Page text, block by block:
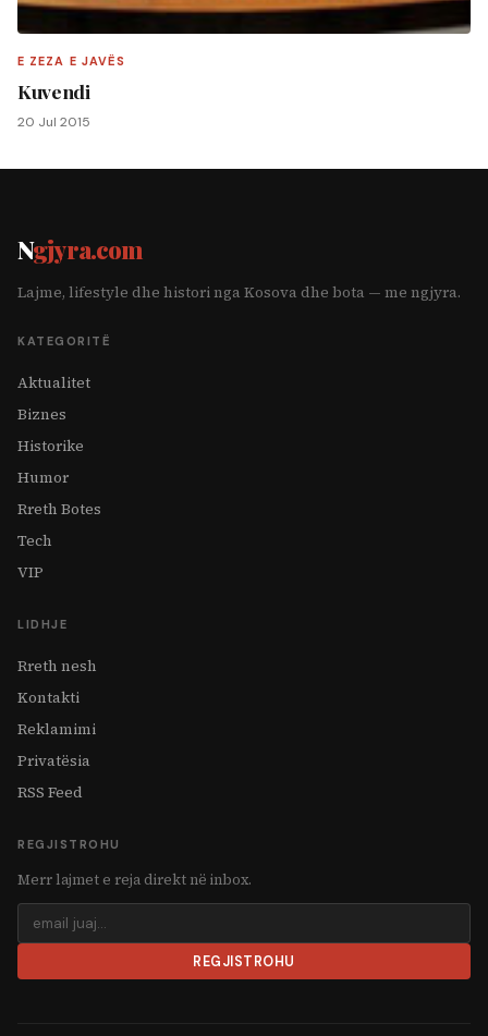
E ZEZA E JAVËS
Kuvendi
20 Jul 2015
Ngjyra.com
Lajme, lifestyle dhe histori nga Kosova dhe bota — me ngjyra.
KATEGORITË
Aktualitet
Biznes
Historike
Humor
Rreth Botes
Tech
VIP
LIDHJE
Rreth nesh
Kontakti
Reklamimi
Privatësia
RSS Feed
REGJISTROHU
Merr lajmet e reja direkt në inbox.
REGJISTROHU